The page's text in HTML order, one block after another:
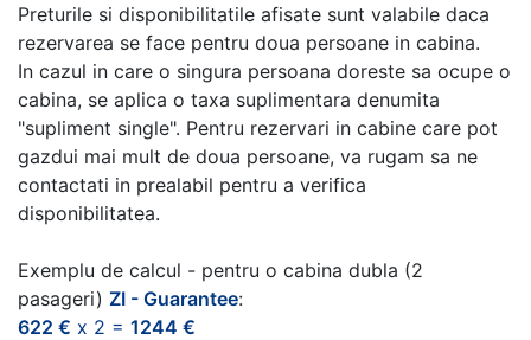
Preturile si disponibilitatile afisate sunt valabile daca
rezervarea se face pentru doua persoane in cabina.
In cazul in care o singura persoana doreste sa ocupe o
cabina, se aplica o taxa suplimentara denumita
"supliment single". Pentru rezervari in cabine care pot
gazdui mai mult de doua persoane, va rugam sa ne
contactati in prealabil pentru a verifica
disponibilitatea.
Exemplu de calcul - pentru o cabina dubla (2
pasageri) ZI - Guarantee:
622 € x 2 = 1244 €